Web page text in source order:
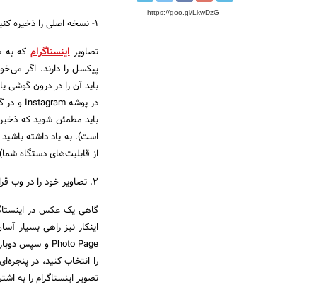
https://goo.gl/LkwDzG
1- نسخه اصلی را ذخیره کنید
تصاویراینستاگرام
پیکسل را دارند. اگر
باید آن را در درون گوشی
باید مطمئن شوید که
از قابلیت‌های دستگاه
۲. تصاویر خود را در وب قرار دهید
گاهی یک عکس در
را انتخاب کنید، در
تصویر اینستاگرام را به